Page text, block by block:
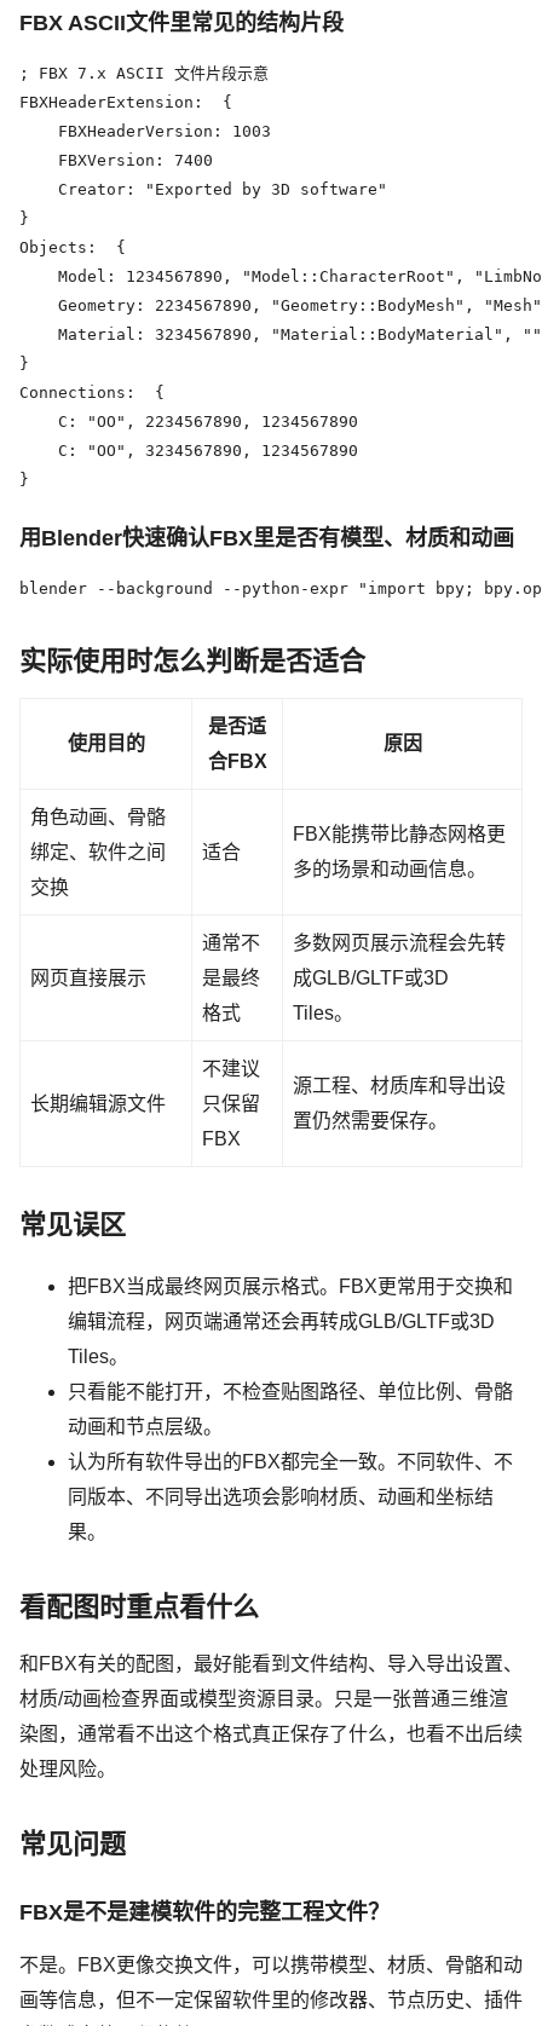
FBX ASCII文件里常见的结构片段
; FBX 7.x ASCII 文件片段示意
FBXHeaderExtension:  {
    FBXHeaderVersion: 1003
    FBXVersion: 7400
    Creator: "Exported by 3D software"
}
Objects:  {
Model: 1234567890, "Model::CharacterRoot",
Geometry: 2234567890, "Geometry::BodyMesh",
Material: 3234567890, "Material::BodyMaterial",
}
Connections:  {
    C: "OO", 2234567890, 1234567890
    C: "OO", 3234567890, 1234567890
}
用Blender快速确认FBX里是否有模型、材质和动画
blender --background --python-expr "import bpy;
实际使用时怎么判断是否适合
使用目的
是否适
合FBX
原因
角色动画、骨骼
绑定、软件之间
交换
适合
FBX能携带比静态网格更
多的场景和动画信息。
网页直接展示
通常不
是最终
格式
多数网页展示流程会先转
成GLB/GLTF或3D
Tiles。
长期编辑源文件
不建议
只保留
FBX
源工程、材质库和导出设
置仍然需要保存。
常见误区
把FBX当成最终网页展示格式。FBX更常用于交换和
编辑流程，网页端通常还会再转成GLB/GLTF或3D
Tiles。
只看能不能打开，不检查贴图路径、单位比例、骨骼
动画和节点层级。
认为所有软件导出的FBX都完全一致。不同软件、不
同版本、不同导出选项会影响材质、动画和坐标结
果。
看配图时重点看什么
和FBX有关的配图，最好能看到文件结构、导入导出设置、
材质/动画检查界面或模型资源目录。只是一张普通三维渲
染图，通常看不出这个格式真正保存了什么，也看不出后续
处理风险。
常见问题
FBX是不是建模软件的完整工程文件？
不是。FBX更像交换文件，可以携带模型、材质、骨骼和动
画等信息，但不一定保留软件里的修改器、节点历史、插件